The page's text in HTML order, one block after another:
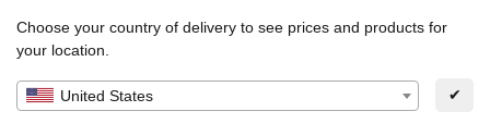
Choose your country of delivery to see prices and products for
your location.
United States ✔